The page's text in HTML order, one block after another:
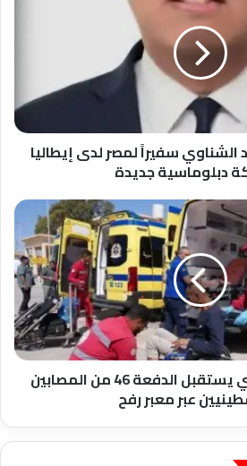
سفيراً لمصر لدى إيطاليا
دبلوماسية جديدة
الهلال الأحمر المصري يستقبل الدفعة 46 من المصابين
عبر معبر رفح